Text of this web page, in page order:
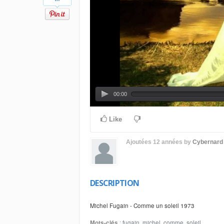
00:00
Like
Ajoutées 12 années by Cybernard
DESCRIPTION
Michel Fugain - Comme un soleil 1973